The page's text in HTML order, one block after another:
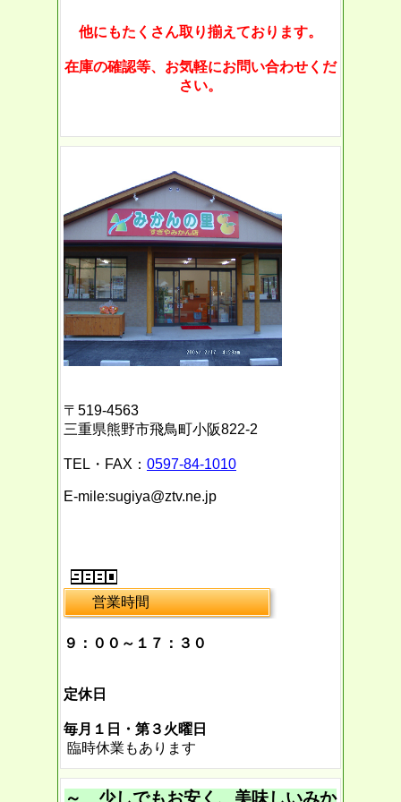
他にもたくさん取り揃えております。
在庫の確認等、お気軽にお問い合わせくだ
さい。
〒519-4563
三重県熊野市飛鳥町小阪822-2
TEL・FAX： 0597-84-1010
E-mile:sugiya@ztv.ne.jp
営業時間
９：００～１７：３０
定休日
毎月１日・第３火曜日
臨時休業もあります
～ 少しでもお安く、美味しいみか